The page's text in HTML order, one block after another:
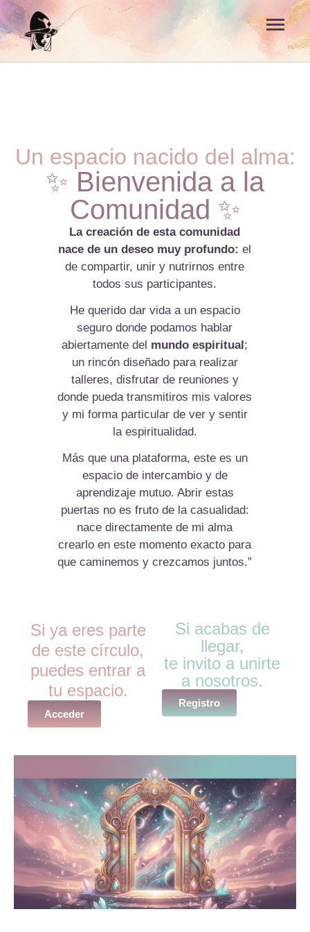
Un espacio nacido del alma:
✨ Bienvenida a la
Comunidad ✨
La creación de esta comunidad
nace de un deseo muy profundo: el
de compartir, unir y nutrirnos entre
todos sus participantes.
He querido dar vida a un espacio
seguro donde podamos hablar
abiertamente del mundo espiritual;
un rincón diseñado para realizar
talleres, disfrutar de reuniones y
donde pueda transmitiros mis valores
y mi forma particular de ver y sentir
la espiritualidad.
Más que una plataforma, este es un
espacio de intercambio y de
aprendizaje mutuo. Abrir estas
puertas no es fruto de la casualidad:
nace directamente de mi alma
crearlo en este momento exacto para
que caminemos y crezcamos juntos.”
Si ya eres parte
de este círculo,
puedes entrar a
tu espacio.
Acceder
Si acabas de
llegar,
te invito a unirte
a nosotros.
Registro